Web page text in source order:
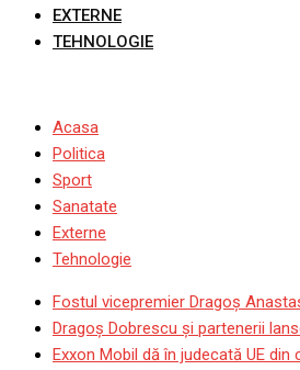
EXTERNE
TEHNOLOGIE
Acasa
Politica
Sport
Sanatate
Externe
Tehnologie
Fostul vicepremier Dragoș
Dragoş Dobrescu şi partenerii
Exxon Mobil dă în judecată UE